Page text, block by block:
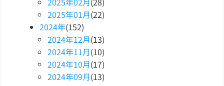
2025年01月(22)
2024年(152)
2024年12月(13)
2024年11月(10)
2024年10月(17)
2024年09月(13)